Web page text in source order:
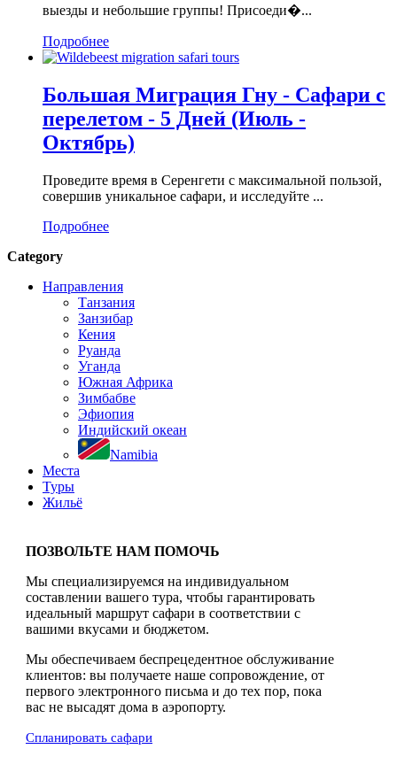
выезды и небольшие группы! Присоеди�...
Подробнее
Большая Миграция Гну - Сафари с
перелетом - 5 Дней (Июль -
Октябрь)
Проведите время в Серенгети с максимальной пользой,
совершив уникальное сафари, и исследуйте ...
Подробнее
Category
Направления
Танзания
Занзибар
Кения
Руанда
Уганда
Южная Африка
Зимбабве
Эфиопия
Индийский океан
Namibia
Места
Туры
Жильё
ПОЗВОЛЬТЕ НАМ ПОМОЧЬ
Мы специализируемся на индивидуальном
составлении вашего тура, чтобы гарантировать
идеальный маршрут сафари в соответствии с
вашими вкусами и бюджетом.
Мы обеспечиваем беспрецедентное обслуживание
клиентов: вы получаете наше сопровождение, от
первого электронного письма и до тех пор, пока
вас не высадят дома в аэропорту.
Спланировать сафари